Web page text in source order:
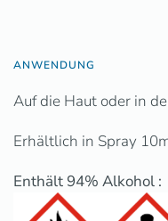
ANWENDUNG
Auf die Haut oder in
Erhältlich in Spray
Enthält 94% Alkohol :